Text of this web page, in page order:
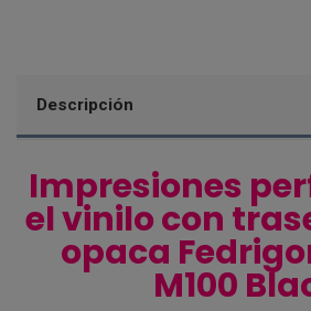
Descripción
Impresiones
el vinilo con
opaca
M100